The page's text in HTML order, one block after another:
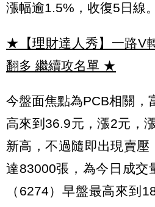
漲幅逾1.5%，收復5日線。
★【理財達人秀】一路V
翻多 繼續攻名單 ★
今盤面焦點為PCB相關，
高來到36.9元，漲2元，
新高，不過隨即出現賣壓
達83000張，為今日成交
（6274）早盤最高來到